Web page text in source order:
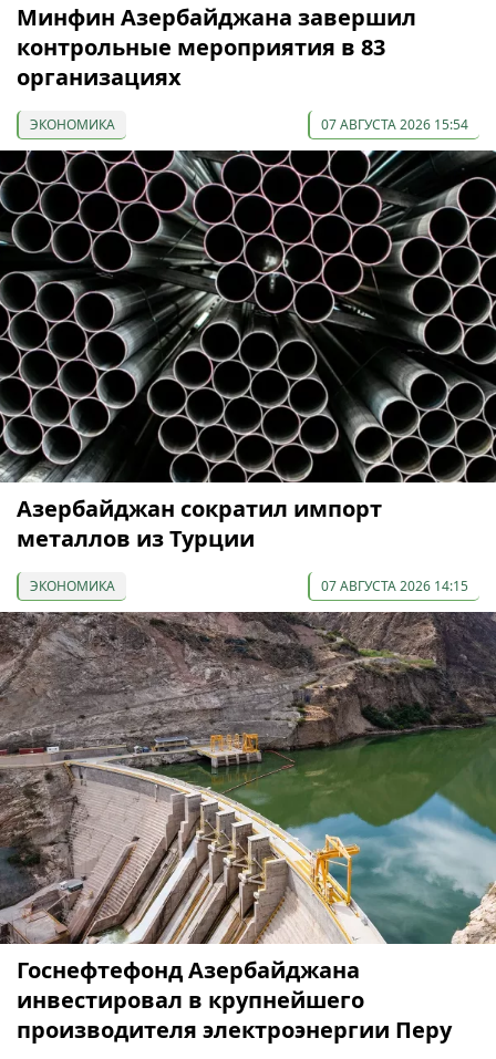
Минфин Азербайджана завершил
контрольные мероприятия в 83
организациях
ЭКОНОМИКА 07 АВГУСТА 2026 15:54
Азербайджан сократил импорт
металлов из Турции
ЭКОНОМИКА 07 АВГУСТА 2026 14:15
Госнефтефонд Азербайджана
инвестировал в крупнейшего
производителя электроэнергии Перу